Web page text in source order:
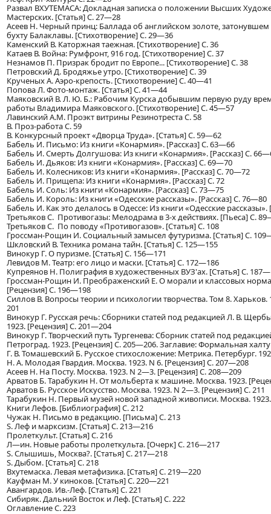
Развал ВХУТЕМАСА: Докладная записка о положении Высших
Мастерских. [Статья] С. 27—28
Асеев Н. Черный принц: Баллада об английском золоте, затонувшем
бухту Балаклавы. [Стихотворение] С. 29—36
Каменский В. Каторжная таежная. [Стихотворение] С. 36
Катаев В. Война: Румфронт, 916 год. [Стихотворение] С. 37
Незнамов П. Призрак бродит по Европе... [Стихотворение] С. 38
Петровский Д. Бродяжье утро. [Стихотворение] С. 39
Крученых А. Аэро-крепость. [Стихотворение] С. 40—41
Попова Л. Фото-монтаж. [Статья] С. 41—44
Маяковский В. Л. Ю. Б.: Рабочим Курска добывшим первую руду
работы Владимира Маяковского. [Стихотворение] С. 45—57
Лавинский А.М. Проэкт витрины Резинотреста С. 58
В. Проз-работа С. 59
В. Конкурсный проект «Дворца Труда». [Статья] С. 59—62
Бабель И. Письмо: Из книги «Конармия». [Рассказ] С. 63—66
Бабель И. Смерть Долгушова: Из книги «Конармия». [Рассказ] С.
Бабель И. Дьяков: Из книги «Конармия». [Рассказ] С. 69—70
Бабель И. Колесников: Из книги «Конармия». [Рассказ] С. 70—72
Бабель И. Прищепа: Из книги «Конармия». [Рассказ] С. 72
Бабель И. Соль: Из книги «Конармия». [Рассказ] С. 73—75
Бабель И. Король: Из книги «Одесские рассказы». [Рассказ] С. 76—80
Бабель И. Как это делалось в Одессе: Из книги «Одесские рассказы».
Третьяков С. Противогазы: Мелодрама в 3-х действиях. [Пьеса] С.
Третьяков С. По поводу «Противогазов». [Статья] С. 108
Гроссман-Рощин И. Социальный замысел футуризма. [Статья] С.
Шкловский В. Техника романа тайн. [Статья] С. 125—155
Винокур Г. О пуризме. [Статья] С. 156—171
Левидов М. Театр: его лицо и маски. [Статья] С. 172—186
Купреянов Н. Полиграфия в художественных ВУЗ'ах. [Статья] С.
Гроссман-Рощин И. Преображенский Е. О морали и классовых
[Рецензия] С. 196—198
Силлов В. Вопросы теории и психологии творчества. Том 8.
201
Винокур Г. Русская речь: Сборники статей под редакцией Л. В.
1923. [Рецензия] С. 201—204
Винокур Г. Творческий путь Тургенева: Сборник статей под
Петроград. 1923. [Рецензия] С. 205—206. Заглавие: Формальная
Г. В. Томашевский Б. Русское стихосложение: Метрика. Петербург.
Н. А. Молодая Гвардия. Москва. 1923. N 6. [Рецензия] С. 207—208
Асеев Н. На Посту. Москва. 1923. N 2—3. [Рецензия] С. 208—209
Арватов Б. Тарабукин Н. От мольберта к машине. Москва. 1923.
Арватов Б. Русское Искусство. Москва. 1923. N 2—3. [Рецензия] С. 211
Тарабукин Н. Первый музей новой западной живописи. Москва.
Книги Лефов. [Библиография] С. 212
Чужак Н. Письмо в редакцию. [Письма] С. 213
S. Леф и марксизм. [Статья] С. 213—216
Пролеткульт. [Статья] С. 216
Л—ин. Новые работы пролеткульта. [Очерк] С. 216—217
S. Слышишь, Москва?. [Статья] С. 217—218
S. Дыбом. [Статья] С. 218
Вхутемаска. Левая метафизика. [Статья] С. 219—220
Кауфман М. У киноков. [Статья] С. 220—221
Авангардов. Ив.-Леф. [Статья] С. 221
Сибиряк. Дальний Восток и Леф. [Статья] С. 222
Оглавление С. 223